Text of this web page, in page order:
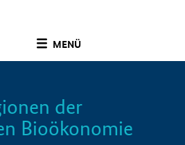
MENÜ
der
Bioökonomie